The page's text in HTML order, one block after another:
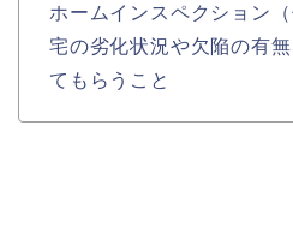
ホームインスペクション
宅の劣化状況や欠陥の有
てもらうこと